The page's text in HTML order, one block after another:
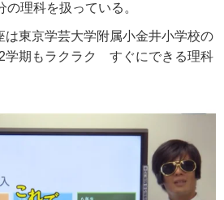
の理科を扱っている。
は東京学芸大学附属小金井小学校の
2学期もラクラク すぐにできる理科